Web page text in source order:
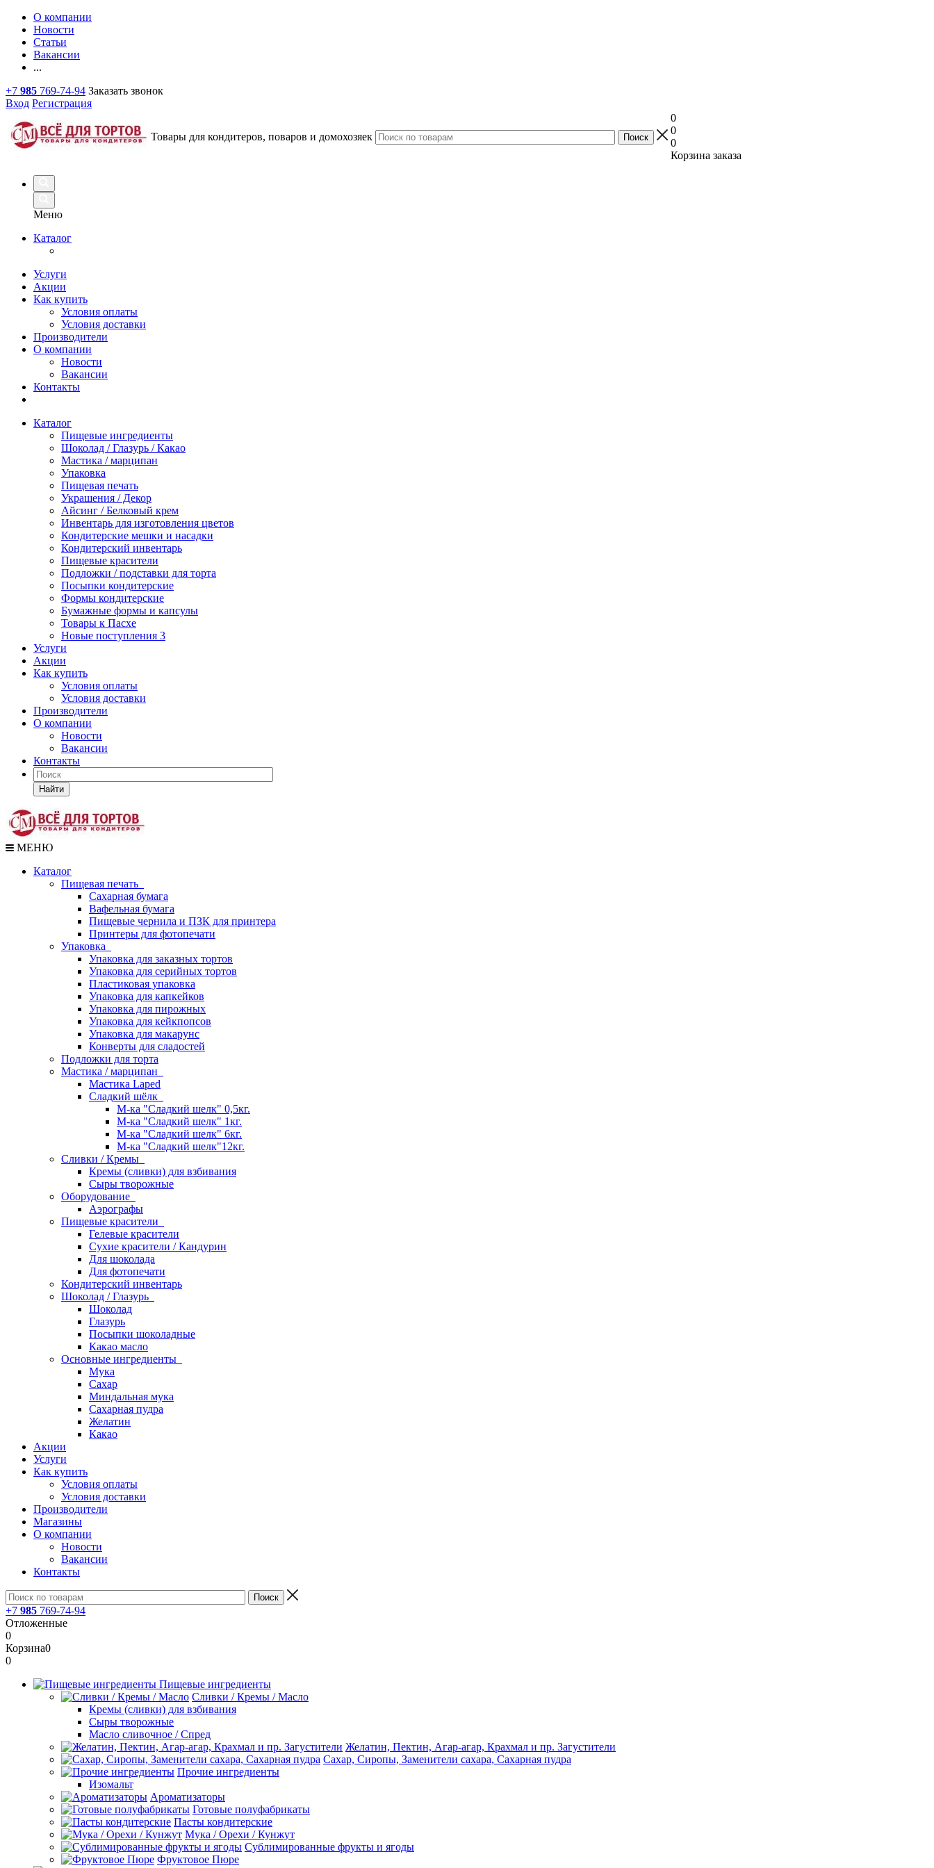
О компании
Новости
Статьи
Вакансии
...
+7 985 769-74-94 Заказать звонок
Вход Регистрация
Товары для кондитеров, поваров и домохозяек
0
0
0
Корзина заказа
Меню
Каталог
Услуги
Акции
Как купить
Условия оплаты
Условия доставки
Производители
О компании
Новости
Вакансии
Контакты
Каталог
Пищевые ингредиенты
Шоколад / Глазурь / Какао
Мастика / марципан
Упаковка
Пищевая печать
Украшения / Декор
Айсинг / Белковый крем
Инвентарь для изготовления цветов
Кондитерские мешки и насадки
Кондитерский инвентарь
Пищевые красители
Подложки / подставки для торта
Посыпки кондитерские
Формы кондитерские
Бумажные формы и капсулы
Товары к Пасхе
Новые поступления 3
Услуги
Акции
Как купить
Условия оплаты
Условия доставки
Производители
О компании
Новости
Вакансии
Контакты
Найти
МЕНЮ
Каталог
Пищевая печать
Сахарная бумага
Вафельная бумага
Пищевые чернила и ПЗК для принтера
Принтеры для фотопечати
Упаковка
Упаковка для заказных тортов
Упаковка для серийных тортов
Пластиковая упаковка
Упаковка для капкейков
Упаковка для пирожных
Упаковка для кейкпопсов
Упаковка для макарунс
Конверты для сладостей
Подложки для торта
Мастика / марципан
Мастика Laped
Сладкий шёлк
М-ка "Сладкий шелк" 0,5кг.
М-ка "Сладкий шелк" 1кг.
М-ка "Сладкий шелк" 6кг.
М-ка "Сладкий шелк"12кг.
Сливки / Кремы
Кремы (сливки) для взбивания
Сыры творожные
Оборудование
Аэрографы
Пищевые красители
Гелевые красители
Сухие красители / Кандурин
Для шоколада
Для фотопечати
Кондитерский инвентарь
Шоколад / Глазурь
Шоколад
Глазурь
Посыпки шоколадные
Какао масло
Основные ингредиенты
Мука
Сахар
Миндальная мука
Сахарная пудра
Желатин
Какао
Акции
Услуги
Как купить
Условия оплаты
Условия доставки
Производители
Магазины
О компании
Новости
Вакансии
Контакты
+7 985 769-74-94
Отложенные
0
Корзина0
0
Пищевые ингредиенты
Сливки / Кремы / Масло
Кремы (сливки) для взбивания
Сыры творожные
Масло сливочное / Спред
Желатин, Пектин, Агар-агар, Крахмал и пр. Загустители
Сахар, Сиропы, Заменители сахара, Сахарная пудра
Прочие ингредиенты
Изомальт
Ароматизаторы
Готовые полуфабрикаты
Пасты кондитерские
Мука / Орехи / Кунжут
Сублимированные фрукты и ягоды
Фруктовое Пюре